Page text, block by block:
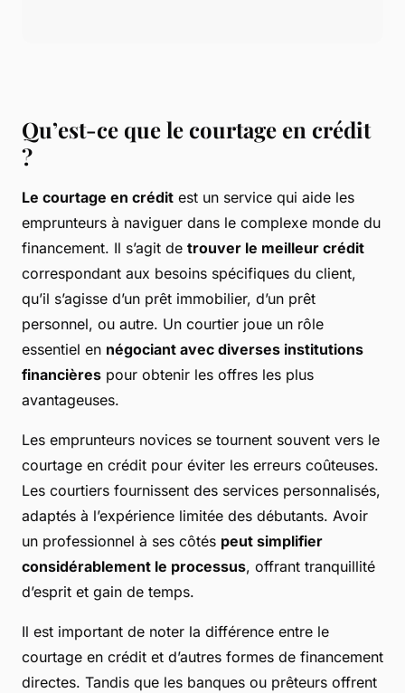
Qu’est-ce que le courtage en crédit
?
Le courtage en crédit est un service qui aide les
emprunteurs à naviguer dans le complexe monde du
financement. Il s’agit de trouver le meilleur crédit
correspondant aux besoins spécifiques du client,
qu’il s’agisse d’un prêt immobilier, d’un prêt
personnel, ou autre. Un courtier joue un rôle
essentiel en négociant avec diverses institutions
financières pour obtenir les offres les plus
avantageuses.
Les emprunteurs novices se tournent souvent vers le
courtage en crédit pour éviter les erreurs coûteuses.
Les courtiers fournissent des services personnalisés,
adaptés à l’expérience limitée des débutants. Avoir
un professionnel à ses côtés peut simplifier
considérablement le processus, offrant tranquillité
d’esprit et gain de temps.
Il est important de noter la différence entre le
courtage en crédit et d’autres formes de financement
directes. Tandis que les banques ou prêteurs offrent